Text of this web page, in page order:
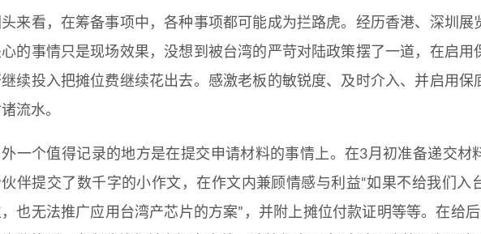
来看，在筹备事项中，各种事项都可能成为拦路虎。经历香港、深圳展
的事情只是现场效果，没想到被台湾的严苛对陆政策摆了一道，在启用
续投入把摊位费继续花出去。感激老板的敏锐度、及时介入、并启用保
流水。
一个值得记录的地方是在提交申请材料的事情上。在3月初准备递交材
伴提交了数千字的小作文，在作文内兼顾情感与利益“如果不给我们入
也无法推广应用台湾产芯片的方案”，并附上摊位付款证明等等。在给